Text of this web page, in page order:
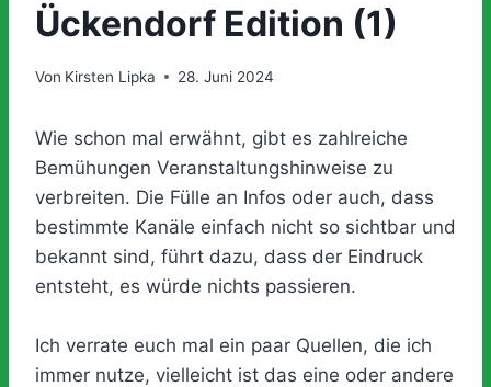
Ückendorf Edition (1)
Von Kirsten Lipka 28. Juni 2024
Wie schon mal erwähnt, gibt es zahlreiche
Bemühungen Veranstaltungshinweise zu
verbreiten. Die Fülle an Infos oder auch, dass
bestimmte Kanäle einfach nicht so sichtbar und
bekannt sind, führt dazu, dass der Eindruck
entsteht, es würde nichts passieren.
Ich verrate euch mal ein paar Quellen, die ich
immer nutze, vielleicht ist das eine oder andere